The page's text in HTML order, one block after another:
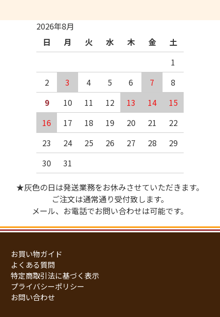
2026年8月
日
月 火 水 木 金
土
1
2
3 4 5 6 7
8
9
10 11 12 13 14
15
16
17 18 19 20 21
22
23
24 25 26 27 28
29
30
31
★灰色の日は発送業務をお休みさせていただきます。
ご注文は通常通り受付致します。
メール、お電話でお問い合わせは可能です。
お買い物ガイド
よくある質問
特定商取引法に基づく表示
プライバシーポリシー
お問い合わせ